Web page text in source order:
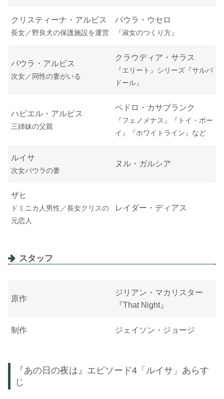
クリスティーナ・アルビス
長女／野良犬の保護施設を運営
パウラ・ウセロ
『淑女のつくり方』
パウラ・アルビス
次女／同性の妻がいる
クラウディア・サラス
『エリート』シリーズ『サルバ
ドール』
ハビエル・アルビス
三姉妹の父親
ペドロ・カサブランク
『フェノメナス』『トイ・ボー
イ』『ホワイトライン』など
ルイサ
次女パウラの妻
ヌル・ガルシア
ザヒ
ドミニカ人男性／長女クリスの
元恋人
レイダー・ディアス
スタッフ
原作
ジリアン・マカリスター
『That Night』
制作 ジェイソン・ジョージ
『あの日の夜は』エピソード4「ルイサ」あらす
じ